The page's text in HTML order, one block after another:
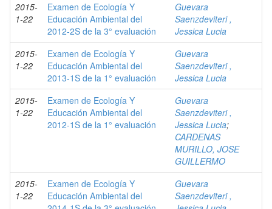
2015-
1-22
Examen de Ecología Y
Educación Ambiental del
2012-2S de la 3° evaluación
Guevara
Saenzdeviteri ,
Jessica Lucia
2015-
1-22
Examen de Ecología Y
Educación Ambiental del
2013-1S de la 1° evaluación
Guevara
Saenzdeviteri ,
Jessica Lucia
2015-
1-22
Examen de Ecología Y
Educación Ambiental del
2012-1S de la 1° evaluación
Guevara
Saenzdeviteri ,
Jessica Lucia;
CARDENAS
MURILLO, JOSE
GUILLERMO
2015-
1-22
Examen de Ecología Y
Educación Ambiental del
Guevara
Saenzdeviteri ,